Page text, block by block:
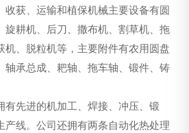
收获、运输和植保机械主要设备有圆
旋耕机、后刀、撒布机、割草机、拖
机、脱粒机等，主要附件有农用圆盘
轴承总成、耙轴、拖车轴、锻件、铸
有先进的机加工、焊接、冲压、锻
产线。公司还拥有两条自动化热处理